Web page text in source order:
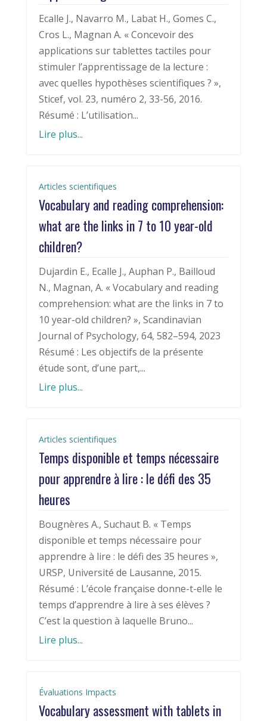
Ecalle J., Navarro M., Labat H., Gomes C.,
Cros L., Magnan A. « Concevoir des
applications sur tablettes tactiles pour
stimuler l’apprentissage de la lecture :
avec quelles hypothèses scientifiques ? »,
Sticef, vol. 23, numéro 2, 33-56, 2016.
Résumé : L’utilisation...
Lire plus...
Articles scientifiques
Vocabulary and reading comprehension:
what are the links in 7 to 10 year-old
children?
Dujardin E., Ecalle J., Auphan P., Bailloud
N., Magnan, A. « Vocabulary and reading
comprehension: what are the links in 7 to
10 year-old children? », Scandinavian
Journal of Psychology, 64, 582–594, 2023
Résumé : Les objectifs de la présente
étude sont, d’une part,...
Lire plus...
Articles scientifiques
Temps disponible et temps nécessaire
pour apprendre à lire : le défi des 35
heures
Bougnères A., Suchaut B. « Temps
disponible et temps nécessaire pour
apprendre à lire : le défi des 35 heures »,
URSP, Université de Lausanne, 2015.
Résumé : L’école française donne-t-elle le
temps d’apprendre à lire à ses élèves ?
C’est la question à laquelle Bruno...
Lire plus...
Évaluations Impacts
Vocabulary assessment with tablets in